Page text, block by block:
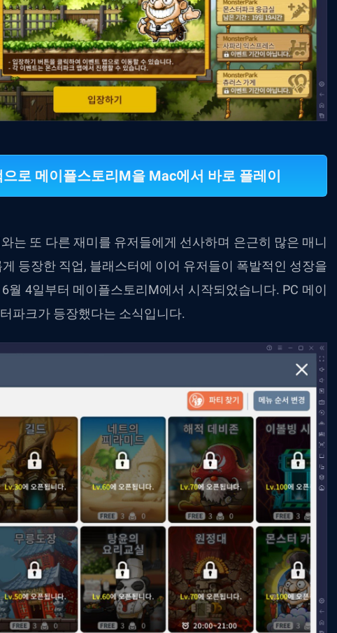
로 메이플스토리M을 Mac에서 바로 플레이
는 또 다른 재미를 유저들에게 선사하며 은근히 많은 매니
등장한 직업, 블래스터에 이어 유저들이 폭발적인 성장을
월 4일부터 메이플스토리M에서 시작되었습니다. PC 메이
파크가 등장했다는 소식입니다.